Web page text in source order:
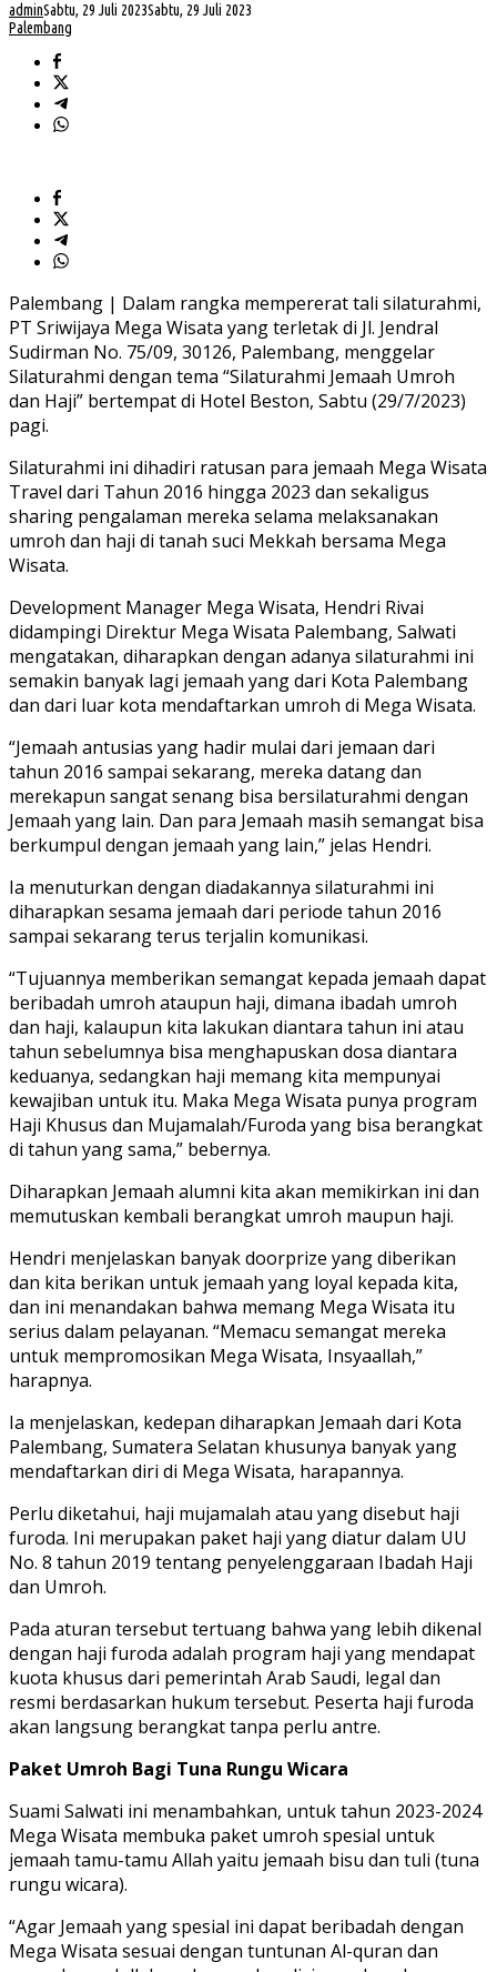
adminSabtu, 29 Juli 2023Sabtu, 29 Juli 2023
Palembang
Palembang | Dalam rangka mempererat tali silaturahmi,
PT Sriwijaya Mega Wisata yang terletak di Jl. Jendral
Sudirman No. 75/09, 30126, Palembang, menggelar
Silaturahmi dengan tema “Silaturahmi Jemaah Umroh
dan Haji” bertempat di Hotel Beston, Sabtu (29/7/2023)
pagi.
Silaturahmi ini dihadiri ratusan para jemaah Mega Wisata
Travel dari Tahun 2016 hingga 2023 dan sekaligus
sharing pengalaman mereka selama melaksanakan
umroh dan haji di tanah suci Mekkah bersama Mega
Wisata.
Development Manager Mega Wisata, Hendri Rivai
didampingi Direktur Mega Wisata Palembang, Salwati
mengatakan, diharapkan dengan adanya silaturahmi ini
semakin banyak lagi jemaah yang dari Kota Palembang
dan dari luar kota mendaftarkan umroh di Mega Wisata.
“Jemaah antusias yang hadir mulai dari jemaan dari
tahun 2016 sampai sekarang, mereka datang dan
merekapun sangat senang bisa bersilaturahmi dengan
Jemaah yang lain. Dan para Jemaah masih semangat bisa
berkumpul dengan jemaah yang lain,” jelas Hendri.
Ia menuturkan dengan diadakannya silaturahmi ini
diharapkan sesama jemaah dari periode tahun 2016
sampai sekarang terus terjalin komunikasi.
“Tujuannya memberikan semangat kepada jemaah dapat
beribadah umroh ataupun haji, dimana ibadah umroh
dan haji, kalaupun kita lakukan diantara tahun ini atau
tahun sebelumnya bisa menghapuskan dosa diantara
keduanya, sedangkan haji memang kita mempunyai
kewajiban untuk itu. Maka Mega Wisata punya program
Haji Khusus dan Mujamalah/Furoda yang bisa berangkat
di tahun yang sama,” bebernya.
Diharapkan Jemaah alumni kita akan memikirkan ini dan
memutuskan kembali berangkat umroh maupun haji.
Hendri menjelaskan banyak doorprize yang diberikan
dan kita berikan untuk jemaah yang loyal kepada kita,
dan ini menandakan bahwa memang Mega Wisata itu
serius dalam pelayanan. “Memacu semangat mereka
untuk mempromosikan Mega Wisata, Insyaallah,”
harapnya.
Ia menjelaskan, kedepan diharapkan Jemaah dari Kota
Palembang, Sumatera Selatan khusunya banyak yang
mendaftarkan diri di Mega Wisata, harapannya.
Perlu diketahui, haji mujamalah atau yang disebut haji
furoda. Ini merupakan paket haji yang diatur dalam UU
No. 8 tahun 2019 tentang penyelenggaraan Ibadah Haji
dan Umroh.
Pada aturan tersebut tertuang bahwa yang lebih dikenal
dengan haji furoda adalah program haji yang mendapat
kuota khusus dari pemerintah Arab Saudi, legal dan
resmi berdasarkan hukum tersebut. Peserta haji furoda
akan langsung berangkat tanpa perlu antre.
Paket Umroh Bagi Tuna Rungu Wicara
Suami Salwati ini menambahkan, untuk tahun 2023-2024
Mega Wisata membuka paket umroh spesial untuk
jemaah tamu-tamu Allah yaitu jemaah bisu dan tuli (tuna
rungu wicara).
“Agar Jemaah yang spesial ini dapat beribadah dengan
Mega Wisata sesuai dengan tuntunan Al-quran dan